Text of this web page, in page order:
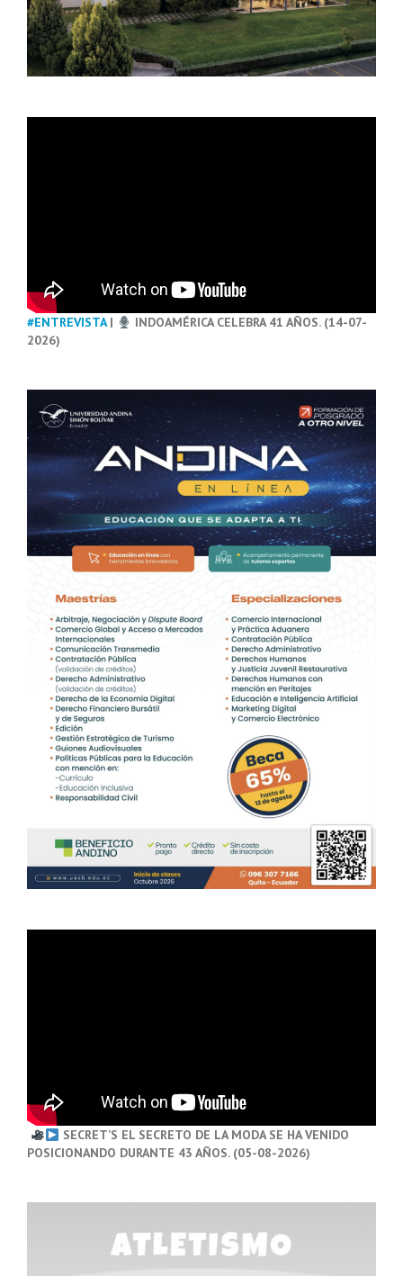
#ENTREVISTA|
INDOAMÉRICA CELEBRA 41 AÑOS. (14-07-
2026)
SECRET’S EL SECRETO DE LA MODA SE HA VENIDO
POSICIONANDO DURANTE 43 AÑOS. (05-08-2026)